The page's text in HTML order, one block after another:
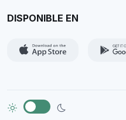
DISPONIBLE EN